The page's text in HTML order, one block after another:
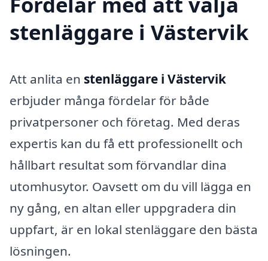
stenläggare i Västervik
Att anlita en stenläggare i Västervik
erbjuder många fördelar för både
privatpersoner och företag. Med deras
expertis kan du få ett professionellt och
hållbart resultat som förvandlar dina
utomhusytor. Oavsett om du vill lägga en
ny gång, en altan eller uppgradera din
uppfart, är en lokal stenläggare den bästa
lösningen.